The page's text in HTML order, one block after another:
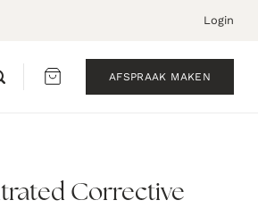
Login
AFSPRAAK MAKEN
Corrective